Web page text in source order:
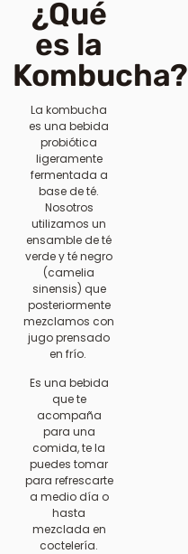
¿Qué
es la
Kombucha?
La kombucha
es una bebida
probiótica
ligeramente
fermentada a
base de té.
Nosotros
utilizamos un
ensamble de té
verde y té negro
(camelia
sinensis) que
posteriormente
mezclamos con
jugo prensado
en frío.
Es una bebida
que te
acompaña
para una
comida, te la
puedes tomar
para refrescarte
a medio día o
hasta
mezclada en
coctelería.